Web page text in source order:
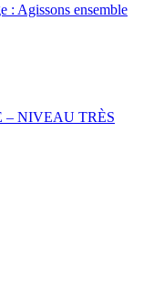
: Agissons ensemble
– NIVEAU TRÈS